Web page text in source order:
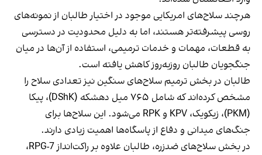
هرچند سلاح‌های امریکایی موجود در اختیار طالبان از نمونه‌های
روسی پیشرفته‌تر هستند، اما به دلیل محدودیت در دسترسی
به قطعات، مهمات و خدمات ترمیمی، استفاده از آن‌ها در میان
جنگجویان طالبان روزبه‌روز کاهش یافته است.
طالبان در بخش ترمیم سلاح‌های سنگین نیز تعدادی سلاح را
مشخص کرده‌اند که شامل ۷۶۵ میل دهشکه (DShK)، پیکا
(PKM)، زیکویک، KPV و RPK می‌شود. این سلاح‌ها برای
جنگ‌های میدانی و دفاع از پاسگاه‌ها اهمیت زیادی دارند.
در بخش سلاح‌های ضدزره، طالبان علاوه بر راکت‌انداز RPG-7،